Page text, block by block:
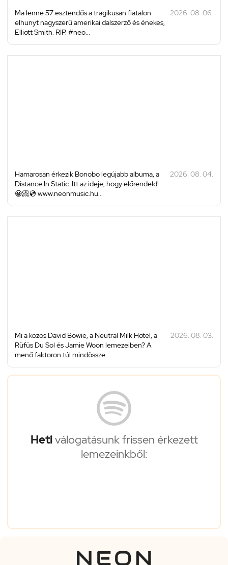
Ma lenne 57 esztendős a tragikusan fiatalon
elhunyt nagyszerű amerikai dalszerző és énekes,
Elliott Smith. RIP. #neo...
2026. 08. 06.
Hamarosan érkezik Bonobo legújabb albuma, a
Distance In Static. Itt az ideje, hogy előrendeld!
😀📀💿 www.neonmusic.hu...
2026. 08. 04.
Mi a közös David Bowie, a Neutral Milk Hotel, a
Rüfüs Du Sol és Jamie Woon lemezeiben? A
menő faktoron túl mindössze ...
2026. 08. 03.
Hetiválogatásunk frissen érkezett
lemezeinkből: